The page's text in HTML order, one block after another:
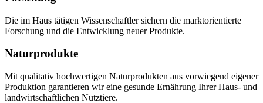
Die im Haus tätigen Wissenschaftler sichern die marktorientierte
Forschung und die Entwicklung neuer Produkte.
Naturprodukte
Mit qualitativ hochwertigen Naturprodukten aus vorwiegend eigener
Produktion garantieren wir eine gesunde Ernährung Ihrer Haus- und
landwirtschaftlichen Nutztiere.